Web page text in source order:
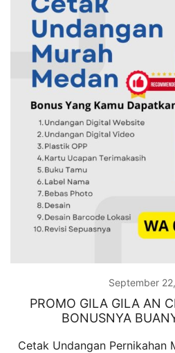
September
PROMO GILA GILA AN
BONUSNYA
Cetak Undangan Pernikahan